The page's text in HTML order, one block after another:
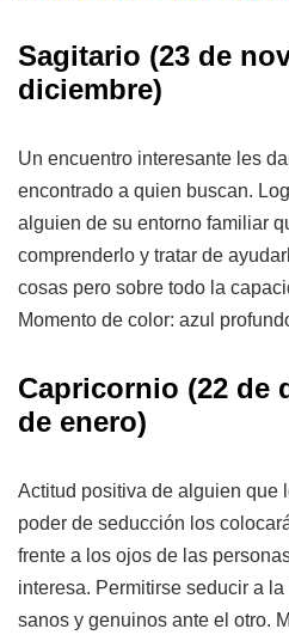
Sagitario (23 de
diciembre)
Un encuentro interesante les
encontrado a quien buscan.
alguien de su entorno familiar
comprenderlo y tratar de
cosas pero sobre todo la
Momento de color: azul
Capricornio (22 de
de enero)
Actitud positiva de alguien que
poder de seducción los
frente a los ojos de las
interesa. Permitirse seducir a
sanos y genuinos ante el otro.